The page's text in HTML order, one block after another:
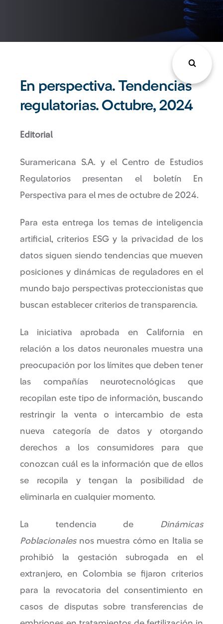
En perspectiva. Tendencias
regulatorias. Octubre, 2024
Editorial
Suramericana S.A. y el Centro de Estudios
Regulatorios presentan el boletín En
Perspectiva para el mes de octubre de 2024.
Para esta entrega los temas de inteligencia
artificial, criterios ESG y la privacidad de los
datos siguen siendo tendencias que mueven
posiciones y dinámicas de reguladores en el
mundo bajo perspectivas proteccionistas que
buscan establecer criterios de transparencia.
La iniciativa aprobada en California en
relación a los datos neuronales muestra una
preocupación por los límites que deben tener
las compañías neurotecnológicas que
recopilan este tipo de información, buscando
restringir la venta o intercambio de esta
nueva categoría de datos y otorgando
derechos a los consumidores para que
conozcan cuál es la información que de ellos
se recopila y tengan la posibilidad de
eliminarla en cualquier momento.
La tendencia de Dinámicas
Poblacionalesnos muestra cómo en Italia se
prohibió la gestación subrogada en el
extranjero, en Colombia se fijaron criterios
para la revocatoria del consentimiento en
casos de disputas sobre transferencias de